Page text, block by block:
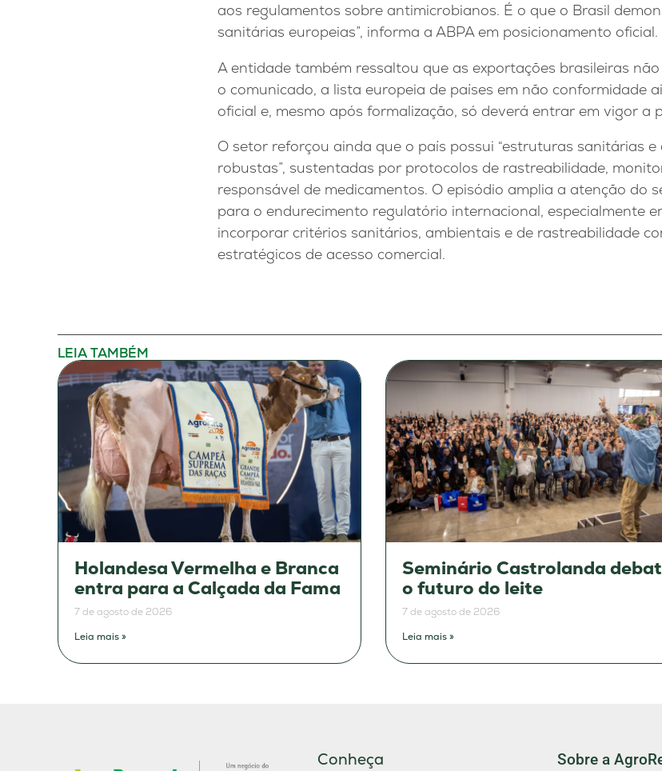
aos regulamentos sobre antimicrobianos. É o que o Brasil
sanitárias europeias”, informa a ABPA em posicionamento oficial.
A entidade também ressaltou que as exportações brasileiras
o comunicado, a lista europeia de países em não conformidade
oficial e, mesmo após formalização, só deverá entrar em vigor a
O setor reforçou ainda que o país possui “estruturas sanitárias
robustas”, sustentadas por protocolos de rastreabilidade,
responsável de medicamentos. O episódio amplia a atenção do
para o endurecimento regulatório internacional, especialmente
incorporar critérios sanitários, ambientais e de rastreabilidade
estratégicos de acesso comercial.
LEIA TAMBÉM
Holandesa Vermelha e Branca
entra para a Calçada da Fama
7 de agosto de 2026
Leia mais »
Seminário Castrolanda
o futuro do leite
7 de agosto de 2026
Leia mais »
Conheça Sobre a